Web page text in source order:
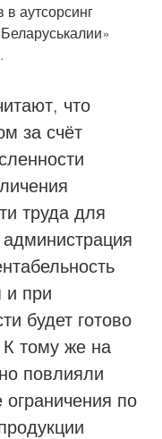
в аутсорсинг
что
за счёт
труда для
и при
будет готово
К тому же на
повлияли
по